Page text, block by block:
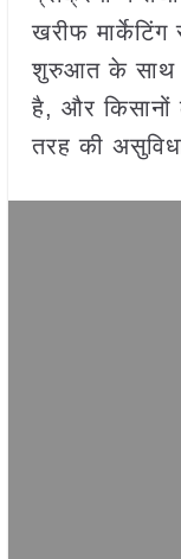
खरीफ
शुरुआत के साथ
है, और
तरह की